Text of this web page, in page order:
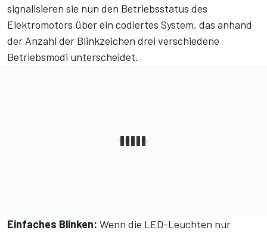
signalisieren sie nun den Betriebsstatus des
Elektromotors über ein codiertes System, das anhand
der Anzahl der Blinkzeichen drei verschiedene
Betriebsmodi unterscheidet.
Einfaches Blinken: Wenn die LED-Leuchten nur